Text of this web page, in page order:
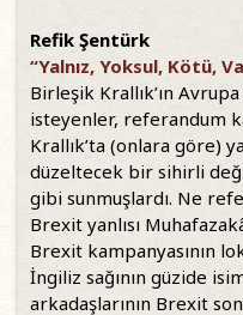
Refik Şentürk
“Yalnız, Yoksul, Kötü,
Birleşik Krallık’ın
isteyenler, referandum
Krallık’ta (onlara göre)
düzeltecek bir sihirli
gibi sunmuşlardı. Ne
Brexit yanlısı
Brexit kampanyasının
İngiliz sağının güzide
arkadaşlarının Brexit